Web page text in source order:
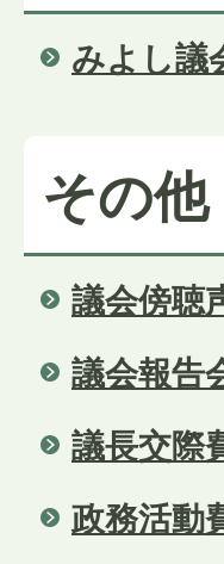
みよし議
その他
議会傍聴
議会報告
議長交際
政務活動